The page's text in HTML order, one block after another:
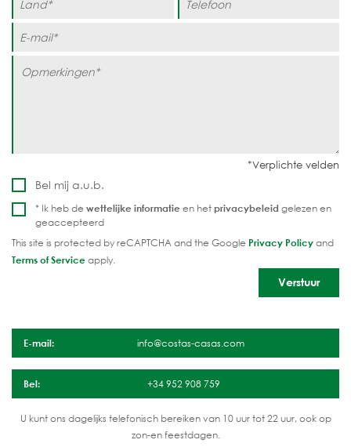
Bel mij a.u.b.
* Ik heb de wettelijke informatie en hetprivacybeleid gelezen en
geaccepteerd
This site is protected by reCAPTCHA and the Google Privacy Policyand
Terms of Serviceapply.
E-mail: info@costas-casas.com
Bel: +34 952 908 759
U kunt ons dagelijks telefonisch bereiken van 10 uur tot 22 uur, ook op
zon-en feestdagen.